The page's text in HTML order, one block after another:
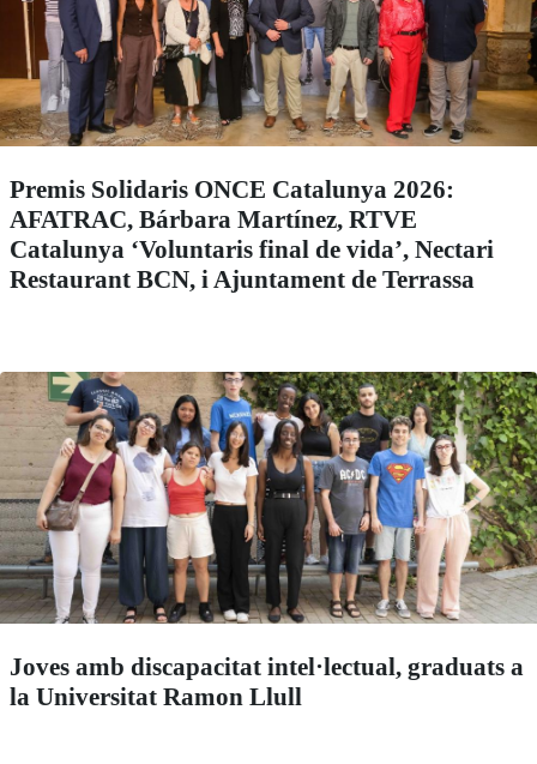
Premis Solidaris ONCE Catalunya 2026:
AFATRAC, Bárbara Martínez, RTVE
Catalunya ‘Voluntaris final de vida’, Nectari
Restaurant BCN, i Ajuntament de Terrassa
Joves amb discapacitat intel·lectual, graduats a
la Universitat Ramon Llull